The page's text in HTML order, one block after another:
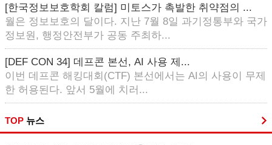
[한국정보보호학회 칼럼] 미토스가 촉발한 취약점의 ...
월은 정보보호의 달이다. 지난 7월 8일 과기정통부와 국가
정보원, 행정안전부가 공동 주최하...
[DEF CON 34] 데프콘 본선, AI 사용 제...
이번 데프콘 해킹대회(CTF) 본선에서는 AI의 사용이 무제
한 허용된다. 앞서 5월에 치러...
TOP 뉴스